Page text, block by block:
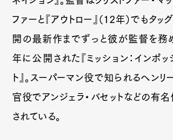
ファーと『アウトロー』（12年）でもタ
開の最新作までずっと彼が監督を務
年に公開された『ミッション：インポ
ト』。スーパーマン役で知られるヘンリ
官役でアンジェラ・バセットなどの有
されている。